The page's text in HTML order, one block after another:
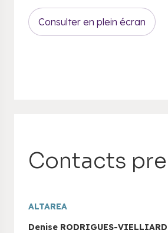
Consulter en plein écran
Contacts
ALTAREA
Denise RODRIGUES-VIELLIARD